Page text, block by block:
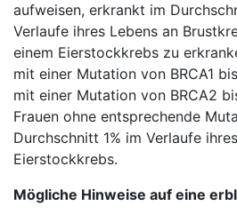
aufweisen, erkrankt im
Verlaufe ihres Lebens an
einem Eierstockkrebs zu
mit einer Mutation von BRCA1
mit einer Mutation von BRCA2
Frauen ohne entsprechende
Durchschnitt 1% im Verlaufe
Eierstockkrebs.
Mögliche Hinweise auf eine